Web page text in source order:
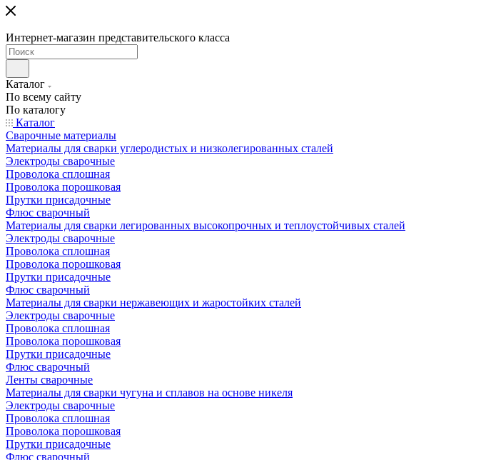
Интернет-магазин представительского класса
Каталог
По всему сайту
По каталогу
Каталог
Сварочные материалы
Материалы для сварки углеродистых и низколегированных сталей
Электроды сварочные
Проволока сплошная
Проволока порошковая
Прутки присадочные
Флюс сварочный
Материалы для сварки легированных высокопрочных и теплоустойчивых сталей
Электроды сварочные
Проволока сплошная
Проволока порошковая
Прутки присадочные
Флюс сварочный
Материалы для сварки нержавеющих и жаростойких сталей
Электроды сварочные
Проволока сплошная
Проволока порошковая
Прутки присадочные
Флюс сварочный
Ленты сварочные
Материалы для сварки чугуна и сплавов на основе никеля
Электроды сварочные
Проволока сплошная
Проволока порошковая
Прутки присадочные
Флюс сварочный